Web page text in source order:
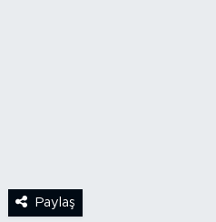
Paylaş
DİNİ